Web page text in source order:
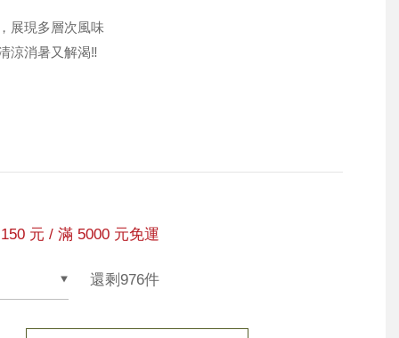
展現多層次風味
涼消暑又解渴‼️
元 / 滿 5000 元免運
還剩976件